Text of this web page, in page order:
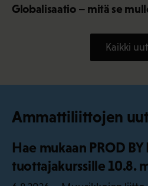
Globalisaatio – mitä se
Kaikki
Ammattiliittojen
Hae mukaan PROD BY
tuottajakurssille 10.8.